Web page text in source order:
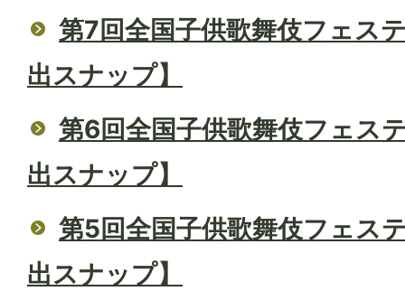
第7回全国子供歌舞伎フェス
出スナップ】
第6回全国子供歌舞伎フェス
出スナップ】
第5回全国子供歌舞伎フェス
出スナップ】